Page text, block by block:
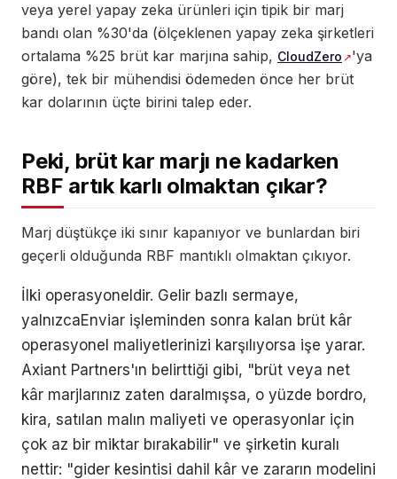
veya yerel yapay zeka ürünleri için tipik bir marj
bandı olan %30'da (ölçeklenen yapay zeka şirketleri
ortalama %25 brüt kar marjına sahip, CloudZero
'ya
göre), tek bir mühendisi ödemeden önce her brüt
kar dolarının üçte birini talep eder.
Peki, brüt kar marjı ne kadarken
RBF artık karlı olmaktan çıkar?
Marj düştükçe iki sınır kapanıyor ve bunlardan biri
geçerli olduğunda RBF mantıklı olmaktan çıkıyor.
İlki operasyoneldir. Gelir bazlı sermaye,
yalnızcaEnviar işleminden sonra kalan brüt kâr
operasyonel maliyetlerinizi karşılıyorsa işe yarar.
Axiant Partners'ın belirttiği gibi, "brüt veya net
kâr marjlarınız zaten daralmışsa, o yüzde bordro,
kira, satılan malın maliyeti ve operasyonlar için
çok az bir miktar bırakabilir" ve şirketin kuralı
nettir: "gider kesintisi dahil kâr ve zararın modelini